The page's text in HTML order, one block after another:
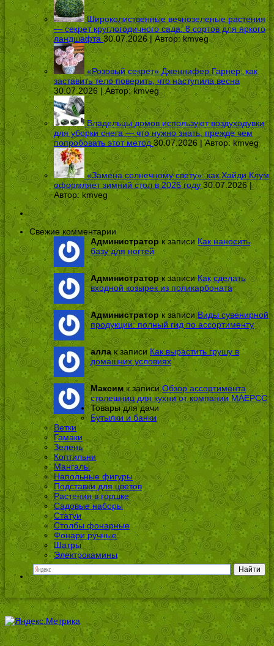
Широколиственные вечнозеленые растения
— секрет круглогодичного сада: 8 сортов для яркого
ландшафта 30.07.2026 | Автор:kmveg
«Розовый секрет» Дженнифер Гарнер: как
заставить тело поверить, что наступила весна
30.07.2026 | Автор:kmveg
Владельцы домов используют воздуходувки
для уборки снега — что нужно знать, прежде чем
попробовать этот метод 30.07.2026 | Автор:kmveg
«Замена солнечному свету»: как Хайди Клум
оформляет зимний стол в 2026 году 30.07.2026 |
Автор: kmveg
Свежие комментарии
Администраторк записи Как наносить
базу для ногтей
Администраторк записиКак сделать
входной козырек из поликарбоната
Администраторк записиВиды сувенирной
продукции: полный гид по ассортименту
алла к записи Как вырастить грушу в
домашних условиях
Максим к записиОбзор ассортимента
столешниц для кухни от компании МАЕРСС
Товары для дачи
Бутылки и банки
Ветки
Гамаки
Зелень
Коптильни
Мангалы
Напольные фигуры
Подставки для цветов
Растения в горшке
Садовые наборы
Статуи
Столбы фонарные
Фонари ручные
Шатры
Электрокамины